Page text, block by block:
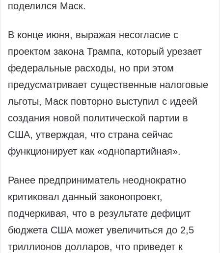
поделился Маск.
В конце июня, выражая несогласие с
проектом закона Трампа, который урезает
федеральные расходы, но при этом
предусматривает существенные налоговые
льготы, Маск повторно выступил с идеей
создания новой политической партии в
США, утверждая, что страна сейчас
функционирует как «однопартийная».
Ранее предприниматель неоднократно
критиковал данный законопроект,
подчеркивая, что в результате дефицит
бюджета США может увеличиться до 2,5
триллионов долларов, что приведет к